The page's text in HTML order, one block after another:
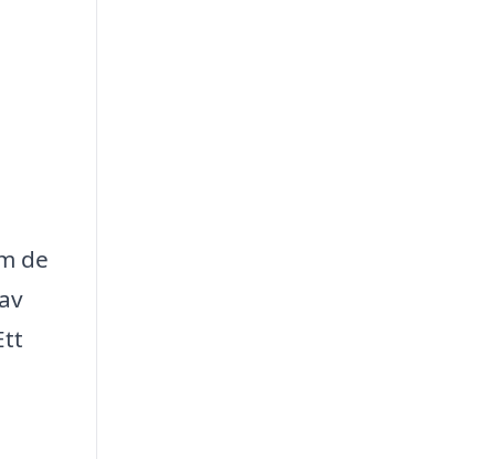
de